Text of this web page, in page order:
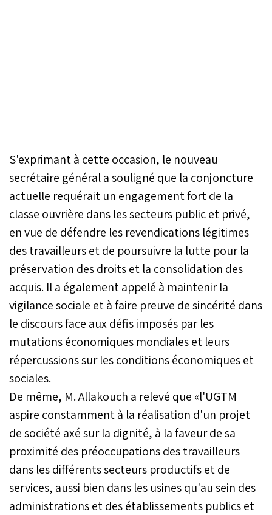
S'exprimant à cette occasion, le nouveau
secrétaire général a souligné que la conjoncture
actuelle requérait un engagement fort de la
classe ouvrière dans les secteurs public et privé,
en vue de défendre les revendications légitimes
des travailleurs et de poursuivre la lutte pour la
préservation des droits et la consolidation des
acquis. Il a également appelé à maintenir la
vigilance sociale et à faire preuve de sincérité dans
le discours face aux défis imposés par les
mutations économiques mondiales et leurs
répercussions sur les conditions économiques et
sociales.
De même, M. Allakouch a relevé que «l'UGTM
aspire constamment à la réalisation d'un projet
de société axé sur la dignité, à la faveur de sa
proximité des préoccupations des travailleurs
dans les différents secteurs productifs et de
services, aussi bien dans les usines qu'au sein des
administrations et des établissements publics et